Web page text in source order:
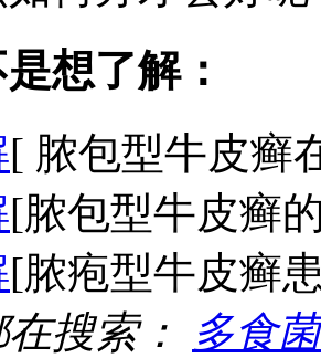
想了解：
[ 脓包型牛皮癣
[脓包型牛皮癣
[脓疱型牛皮癣
搜索：
多食